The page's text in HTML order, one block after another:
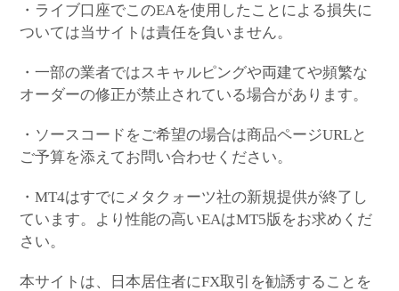
・ライブ口座でこのEAを使用したことによる損失に
ついては当サイトは責任を負いません。
・一部の業者ではスキャルピングや両建てや頻繁な
オーダーの修正が禁止されている場合があります。
・ソースコードをご希望の場合は商品ページURLと
ご予算を添えてお問い合わせください。
・MT4はすでにメタクォーツ社の新規提供が終了し
ています。より性能の高いEAはMT5版をお求めくだ
さい。
本サイトは、日本居住者にFX取引を勧誘することを